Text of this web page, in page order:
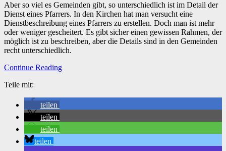
Aber so viel es Gemeinden gibt, so unterschiedlich ist im Detail der
Dienst eines Pfarrers. In den Kirchen hat man versucht eine
Dienstbeschreibung eines Pfarrers zu erstellen. Doch man ist mehr
oder weniger gescheitert. Es gibt sicher einen gewissen Rahmen, der
möglich ist zu beschreiben, aber die Details sind in den Gemeinden
recht unterschiedlich.
Continue Reading
Teile mit:
teilen
teilen
teilen
teilen